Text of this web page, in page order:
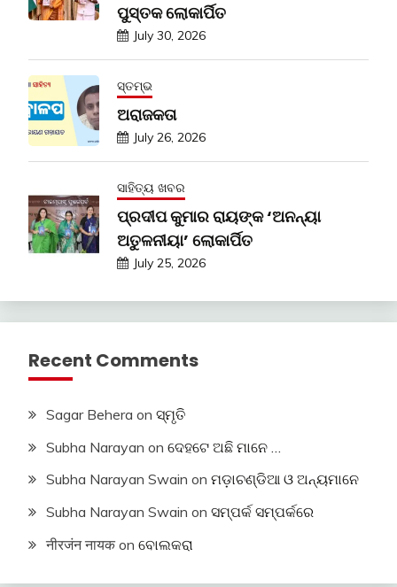
ପୁସ୍ତକ ଲୋକାର୍ପିତ
July 30, 2026
ସ୍ତମ୍ଭ
ଅରାଜକତା
July 26, 2026
ସାହିତ୍ୟ ଖବର
ପ୍ରଦୀପ କୁମାର ରାୟଙ୍କ ‘ଅନନ୍ୟା
ଅତୁଳନୀୟା’ ଲୋକାର୍ପିତ
July 25, 2026
Recent Comments
Sagar Behera on ସ୍ମୃତି
Subha Narayan on ଦେହଟେ ଅଛି ମାନେ …
Subha Narayan Swain on ମଡ଼ାଚଣ୍ଡିଆ ଓ ଅନ୍ୟମାନେ
Subha Narayan Swain on ସମ୍ପର୍କ ସମ୍ପର୍କରେ
नीरजंन नायक on ବୋଲକରା